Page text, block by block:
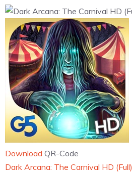
Download QR-Code
Dark Arcana: The Carnival HD (Full)